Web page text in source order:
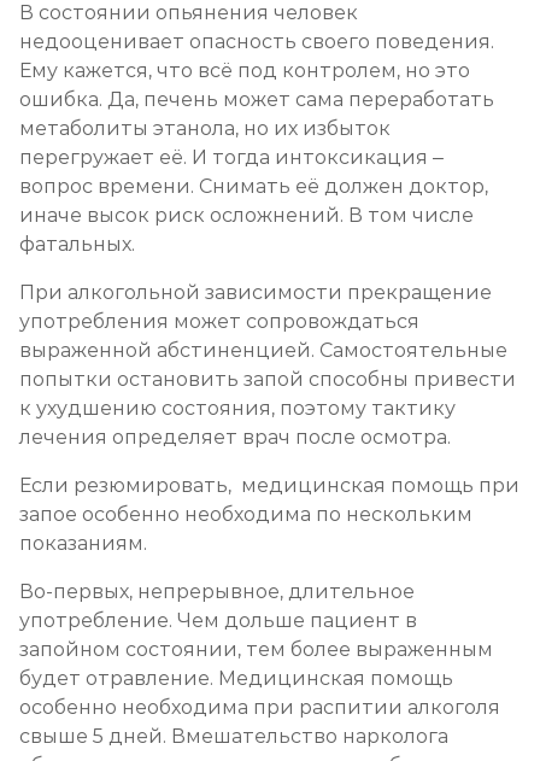
В состоянии опьянения человек
недооценивает опасность своего поведения.
Ему кажется, что всё под контролем, но это
ошибка. Да, печень может сама переработать
метаболиты этанола, но их избыток
перегружает её. И тогда интоксикация –
вопрос времени. Снимать её должен доктор,
иначе высок риск осложнений. В том числе
фатальных.
При алкогольной зависимости прекращение
употребления может сопровождаться
выраженной абстиненцией. Самостоятельные
попытки остановить запой способны привести
к ухудшению состояния, поэтому тактику
лечения определяет врач после осмотра.
Если резюмировать, медицинская помощь при
запое особенно необходима по нескольким
показаниям.
Во-первых, непрерывное, длительное
употребление. Чем дольше пациент в
запойном состоянии, тем более выраженным
будет отравление. Медицинская помощь
особенно необходима при распитии алкоголя
свыше 5 дней. Вмешательство нарколога